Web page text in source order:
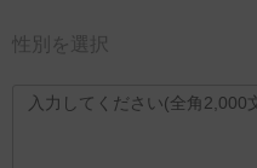
性別を選択